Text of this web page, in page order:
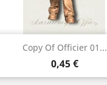
Copy Of Officier 01...
Preço
0,45 €